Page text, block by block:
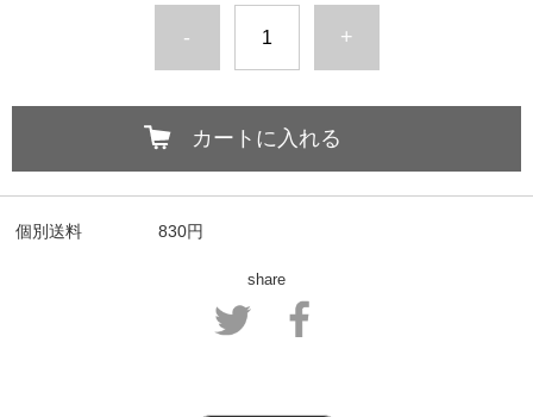
- +
カートに入れる
個別送料 830円
share